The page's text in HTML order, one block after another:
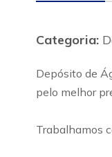
Categoria:
Depósito de
pelo melhor
Trabalhamos